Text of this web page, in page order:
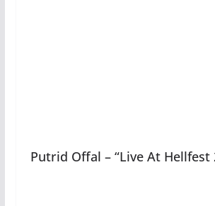
Putrid Offal – “Live At Hellfest